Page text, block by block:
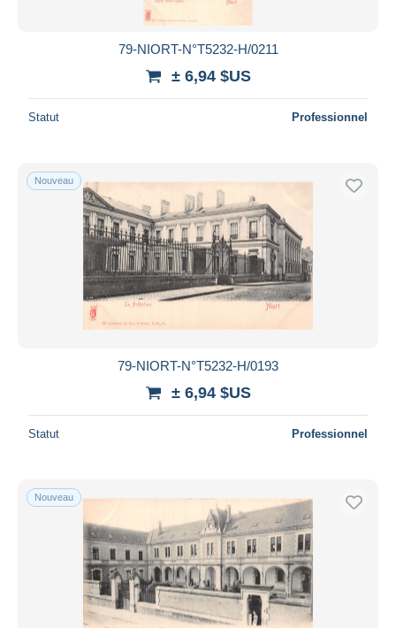
79-NIORT-N°T5232-H/0211
± 6,94 $US
Statut Professionnel
Nouveau
79-NIORT-N°T5232-H/0193
± 6,94 $US
Statut Professionnel
Nouveau